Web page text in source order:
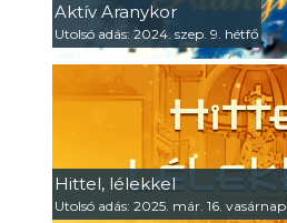
Aktív Aranykor
Utolsó adás: 2024. szep. 9. hétfő
Hittel, lélekkel
Utolsó adás: 2025. már. 16. vasárnap